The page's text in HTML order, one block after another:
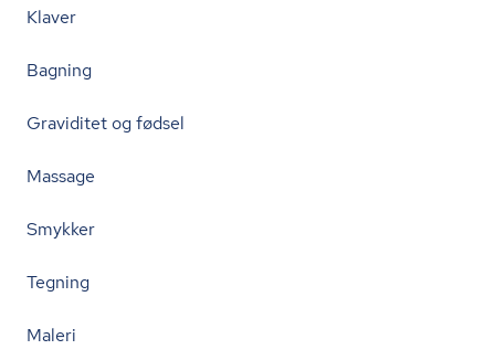
Klaver
Bagning
Graviditet og fødsel
Massage
Smykker
Tegning
Maleri